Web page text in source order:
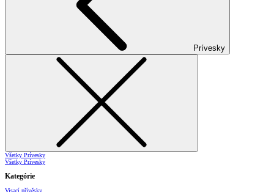
Prívesky
Všetky Prívesky
Všetky Prívesky
Kategórie